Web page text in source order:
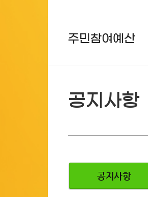
주민참여예산
공지사항
공지사항